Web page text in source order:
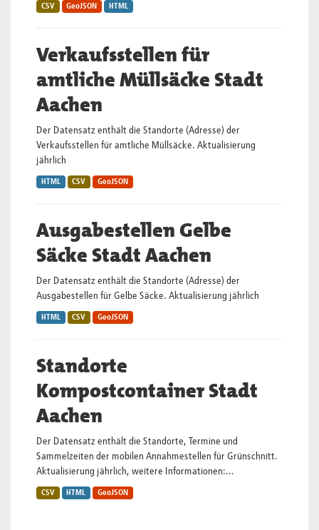
CSV GeoJSON HTML
Verkaufsstellen für
amtliche Müllsäcke Stadt
Aachen
Der Datensatz enthält die Standorte (Adresse) der
Verkaufsstellen für amtliche Müllsäcke. Aktualisierung
jährlich
HTML CSV GeoJSON
Ausgabestellen Gelbe
Säcke Stadt Aachen
Der Datensatz enthält die Standorte (Adresse) der
Ausgabestellen für Gelbe Säcke. Aktualisierung jährlich
HTML CSV GeoJSON
Standorte
Kompostcontainer Stadt
Aachen
Der Datensatz enthält die Standorte, Termine und
Sammelzeiten der mobilen Annahmestellen für Grünschnitt.
Aktualisierung jährlich, weitere Informationen:...
CSV HTML GeoJSON